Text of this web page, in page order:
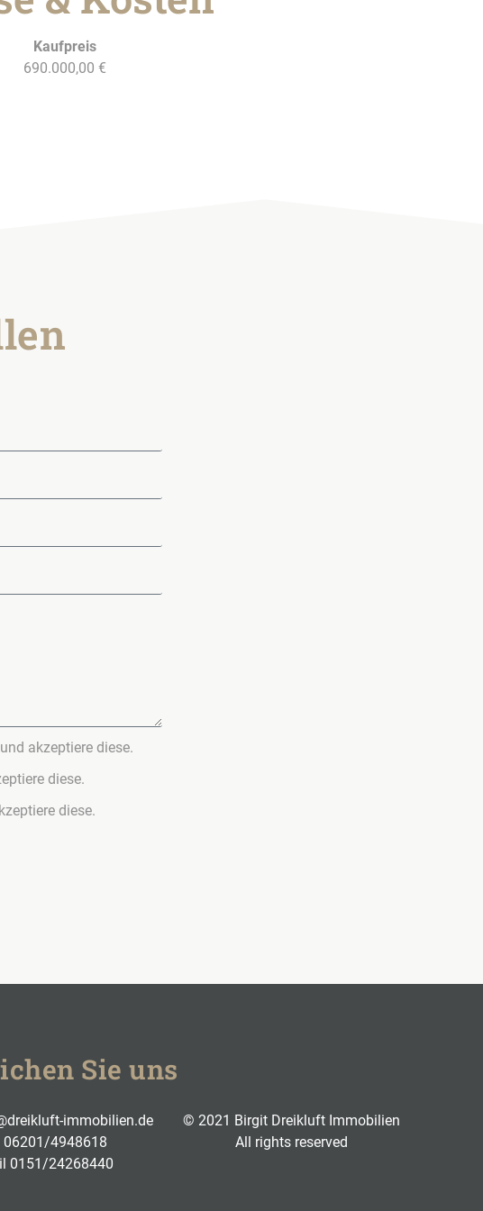
Kaufpreis
690.000,00 €
akzeptiere diese.
diese.
diese.
Sie uns
immobilien.de
06201/4948618
0151/24268440
© 2021 Birgit Dreikluft Immobilien
All rights reserved